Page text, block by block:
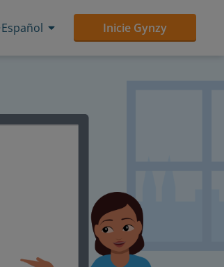
Español Inicie Gynzy